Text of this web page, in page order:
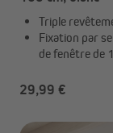
Triple
Fixation par
de fenêtre de
29,99 €